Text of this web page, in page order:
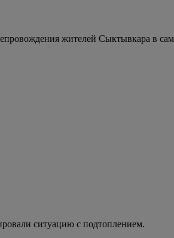
жителей Сыктывкара в
ситуацию с подтоплением.